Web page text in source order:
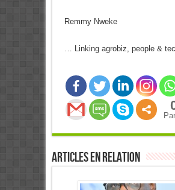
Remmy Nweke
… Linking agrobiz, people &
Articles en relation